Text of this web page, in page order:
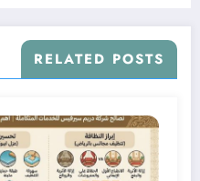
RELATED POSTS